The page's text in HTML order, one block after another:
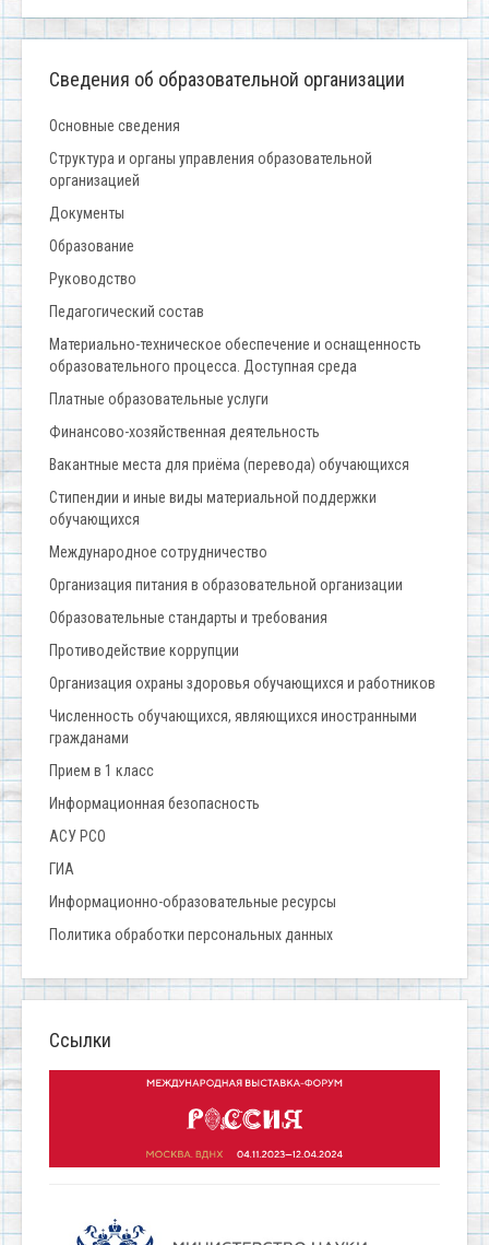
Сведения об образовательной организации
Основные сведения
Структура и органы управления образовательной
организацией
Документы
Образование
Руководство
Педагогический состав
Материально-техническое обеспечение и оснащенность
образовательного процесса. Доступная среда
Платные образовательные услуги
Финансово-хозяйственная деятельность
Вакантные места для приёма (перевода) обучающихся
Стипендии и иные виды материальной поддержки
обучающихся
Международное сотрудничество
Организация питания в образовательной организации
Образовательные стандарты и требования
Противодействие коррупции
Организация охраны здоровья обучающихся и работников
Численность обучающихся, являющихся иностранными
гражданами
Прием в 1 класс
Информационная безопасность
АСУ РСО
ГИА
Информационно-образовательные ресурсы
Политика обработки персональных данных
Ссылки